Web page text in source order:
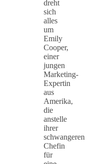
dreht
sich
alles
um
Emily
Cooper,
einer
jungen
Marketing-
Expertin
aus
Amerika,
die
anstelle
ihrer
schwangeren
Chefin
für